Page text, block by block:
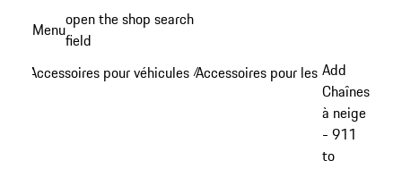
principal
Menuopen the shop search
field
Accessoires pour véhicules /Accessoires pour les roues
Add
Chaînes
à neige
- 911
to